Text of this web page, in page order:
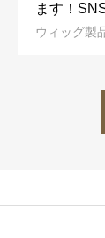
ます！
のアイコ
ウィッグ製